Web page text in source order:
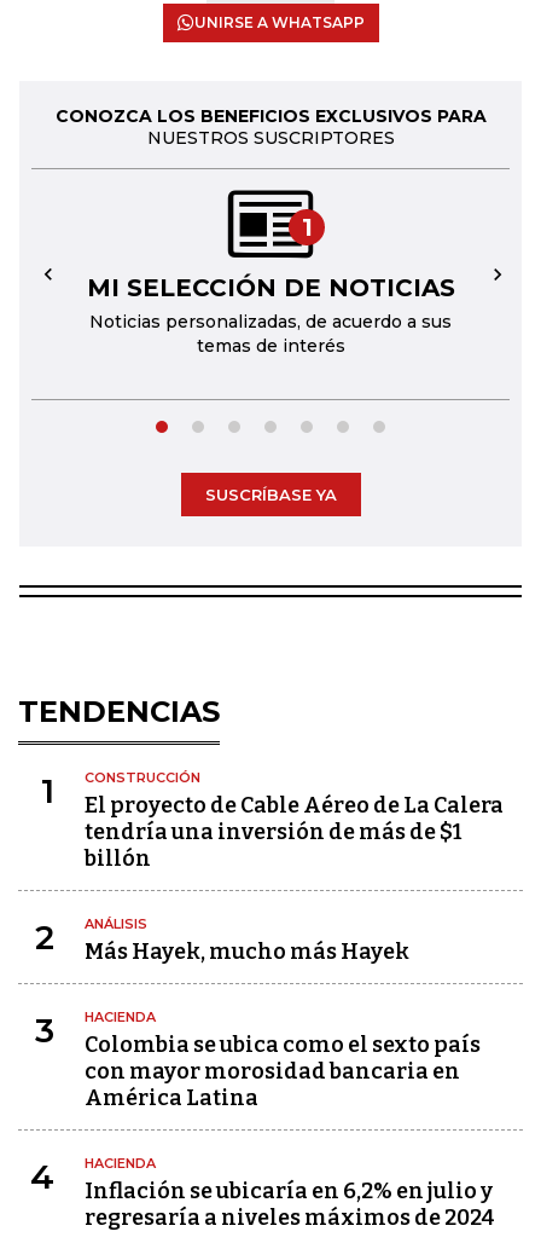
UNIRSE A WHATSAPP
CONOZCA LOS BENEFICIOS EXCLUSIVOS PARA
NUESTROS SUSCRIPTORES
1
MI SELECCIÓN DE NOTICIAS
Noticias personalizadas, de acuerdo a sus
temas de interés
← →
SUSCRÍBASE YA
TENDENCIAS
1 CONSTRUCCIÓN
El proyecto de Cable Aéreo de La Calera
tendría una inversión de más de $1
billón
2 ANÁLISIS
Más Hayek, mucho más Hayek
3 HACIENDA
Colombia se ubica como el sexto país
con mayor morosidad bancaria en
América Latina
4 HACIENDA
Inflación se ubicaría en 6,2% en julio y
regresaría a niveles máximos de 2024